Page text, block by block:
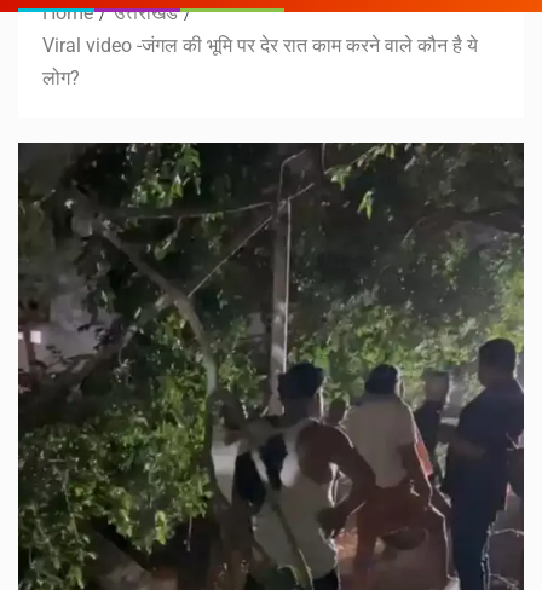
Home
उत्तराखंड
Viral video -जंगल की भूमि पर देर रात काम करने वाले कौन है ये
लोग?